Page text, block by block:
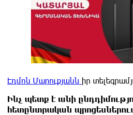
Էդմոն Մարուքյանն իր
Ինչ պետք է անի
հետընտրական